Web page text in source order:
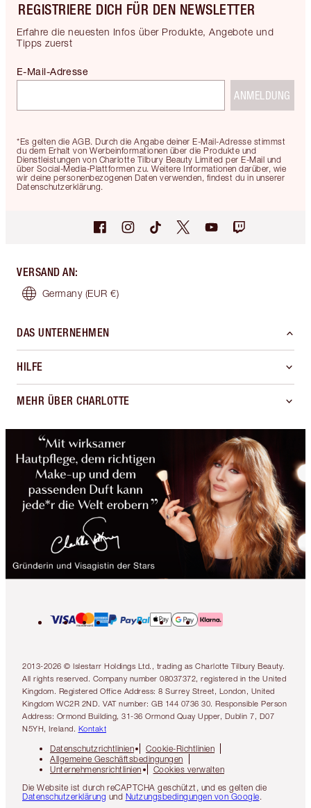
REGISTRIERE DICH FÜR DEN NEWSLETTER
Erfahre die neuesten Infos über Produkte, Angebote und
Tipps zuerst
*Es gelten die AGB. Durch die Angabe deiner E-Mail-Adresse stimmst
du dem Erhalt von Werbeinformationen über die Produkte und
Dienstleistungen von Charlotte Tilbury Beauty Limited per E-Mail und
über Social-Media-Plattformen zu. Weitere Informationen darüber, wie
wir deine personenbezogenen Daten verwenden, findest du in unserer
Datenschutzerklärung.
E-Mail-Adresse
ANMELDUNG
VERSAND AN:
Germany (EUR €)
DAS UNTERNEHMEN
HILFE
MEHR ÜBER CHARLOTTE
2013-2026 © Islestarr Holdings Ltd., trading as Charlotte Tilbury Beauty.
All rights reserved. Company number 08037372, registered in the United
Kingdom. Registered Office Address: 8 Surrey Street, London, United
Kingdom WC2R 2ND. VAT number: GB 144 0736 30. Responsible Person
Address: Ormond Building, 31-36 Ormond Quay Upper, Dublin 7, D07
N5YH, Ireland. Kontakt
Datenschutzrichtlinien
Cookie-Richtlinien
Allgemeine Geschäftsbedingungen
Unternehmensrichtlinien
Cookies verwalten
Die Website ist durch reCAPTCHA geschützt, und es gelten die
Datenschutzerklärung und Nutzungsbedingungen von Google.